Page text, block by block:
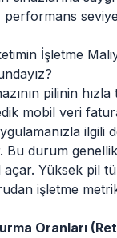
performans
İşletme
pilinin
mobil veri
ilgili
Bu durum
açar. Yüksek pil
işletme
Oranları